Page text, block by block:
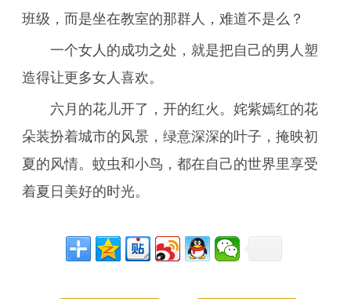
班级，而是坐在教室的那群人，难道不是么？
一个女人的成功之处，就是把自己的男人塑
造得让更多女人喜欢。
六月的花儿开了，开的红火。姹紫嫣红的花
朵装扮着城市的风景，绿意深深的叶子，掩映初
夏的风情。蚊虫和小鸟，都在自己的世界里享受
着夏日美好的时光。